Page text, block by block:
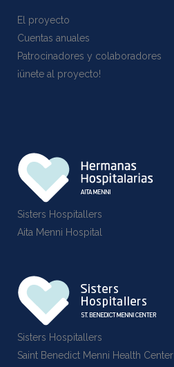
El proyecto
Cuentas anuales
Patrocinadores y colaboradores
¡ünete al proyecto!
Sisters Hospitallers
Aita Menni Hospital
Sisters Hospitallers
Saint Benedict Menni Health Center